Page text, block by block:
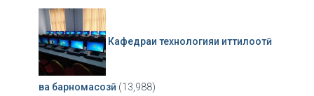
Кафедраи технологияи иттилоотӣ
ва барномасозӣ (13,988)